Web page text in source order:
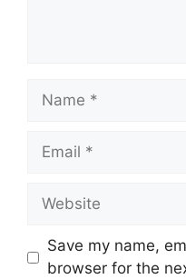
Name
Email
Website
Save my name,
browser for the